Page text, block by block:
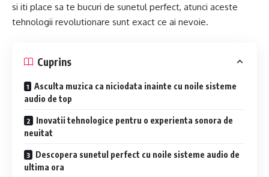
si iti place sa te bucuri de sunetul perfect, atunci aceste
tehnologii revolutionare sunt exact ce ai nevoie.
Cuprins
Asculta muzica ca niciodata inainte cu noile sisteme
audio de top
Inovatii tehnologice pentru o experienta sonora de
neuitat
Descopera sunetul perfect cu noile sisteme audio de
ultima ora